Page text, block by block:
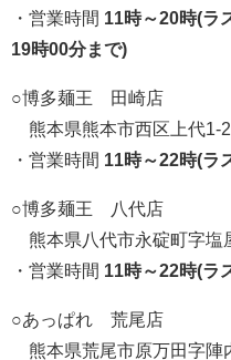
・営業時間 11時～20時(ラ
19時00分まで)
○博多麺王 田崎店
熊本県熊本市西区上代1-
・営業時間 11時～22時(ラ
○博多麺王 八代店
熊本県八代市永碇町字塩
・営業時間 11時～22時(ラ
○あっぱれ 荒尾店
熊本県荒尾市原万田字陣